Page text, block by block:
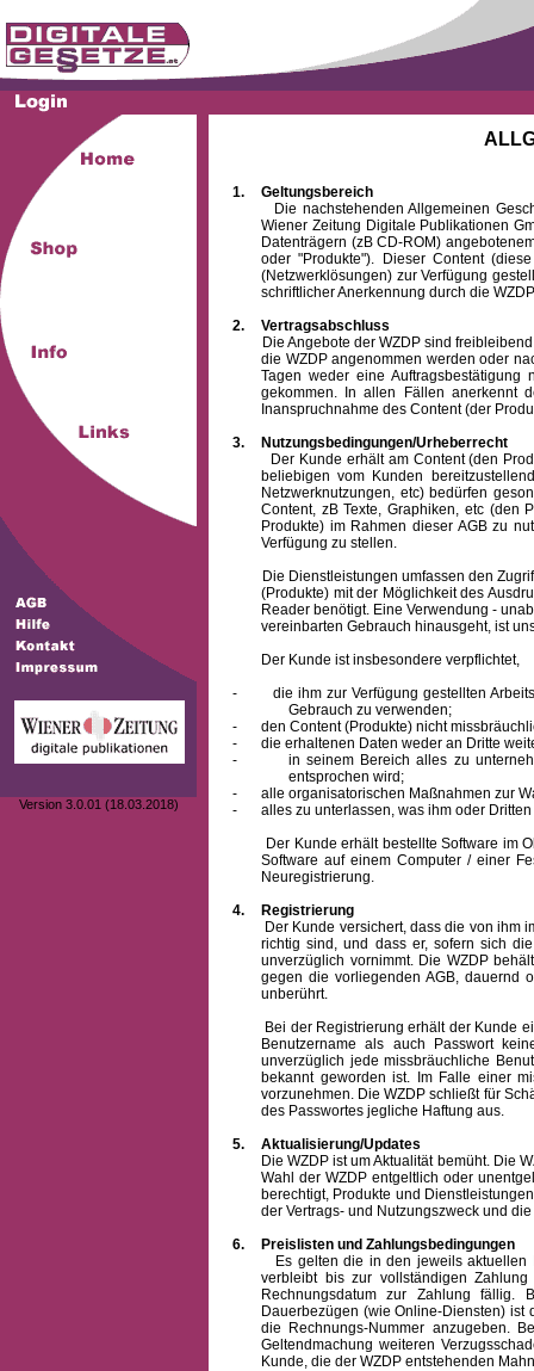
Version 3.0.01 (18.03.2018)
1.
Geltungsbereich
Die nachstehenden Allgemeinen
Wiener Zeitung Digitale Publikationen
Datenträgern (zB CD-ROM)
oder "Produkte"). Dieser Content
(Netzwerklösungen) zur Verfügung
schriftlicher Anerkennung durch die
2.
Vertragsabschluss
Die Angebote der WZDP sind freibleibend.
die WZDP angenommen werden oder
Tagen weder eine
gekommen. In allen Fällen anerkennt
Inanspruchnahme des Content (der
3.
Nutzungsbedingungen/Urheberrecht
Der Kunde erhält am Content (den
beliebigen vom Kunden
Netzwerknutzungen, etc) bedürfen
Content, zB Texte, Graphiken, etc (den
Produkte) im Rahmen dieser AGB zu
Verfügung zu stellen.
Die Dienstleistungen umfassen den Zugriff
(Produkte) mit der Möglichkeit des
Reader benötigt. Eine Verwendung -
vereinbarten Gebrauch hinausgeht, ist
Der Kunde ist insbesondere verpflichtet,
-
die ihm zur Verfügung gestellten
Gebrauch zu verwenden;
-
den Content (Produkte) nicht
-
die erhaltenen Daten weder an Dritte
-
in seinem Bereich alles zu
entsprochen wird;
-
alle organisatorischen Maßnahmen zur
-
alles zu unterlassen, was ihm oder
Der Kunde erhält bestellte Software im
Software auf einem Computer / einer
Neuregistrierung.
4.
Registrierung
Der Kunde versichert, dass die von ihm
richtig sind, und dass er, sofern sich
unverzüglich vornimmt. Die WZDP
gegen die vorliegenden AGB, dauernd
unberührt.
Bei der Registrierung erhält der Kunde
Benutzernameals auch Passwort
unverzüglich jede missbräuchliche
bekannt geworden ist. Im Falle einer
vorzunehmen. Die WZDP schließt für
des Passwortes jegliche Haftung aus.
5.
Aktualisierung/Updates
Die WZDP ist um Aktualität bemüht. Die
Wahl der WZDP entgeltlich oder
berechtigt, Produkte und
der Vertrags- und Nutzungszweck und
6.
Preislisten und Zahlungsbedingungen
Es gelten die in den jeweils aktuellen
verbleibt bis zur vollständigen
Rechnungsdatum zur Zahlung fällig.
Dauerbezügen (wie Online-Diensten)
die Rechnungs-Nummer anzugeben.
Geltendmachung weiteren
Kunde, die der WZDP entstehenden